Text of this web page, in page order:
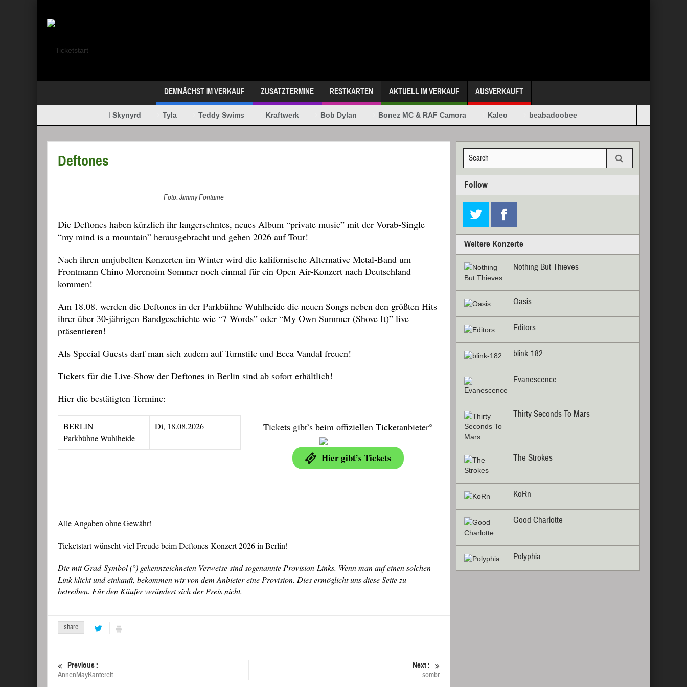
DEMNÄCHST IM VERKAUF ZUSATZTERMINE RESTKARTEN AKTUELL IM VERKAUF AUSVERKAUFT
Lynyrd Skynyrd Tyla Teddy Swims Kraftwerk Bob Dylan Bonez MC & RAF Camora Kaleo beabadoobee
Deftones
Foto: Jimmy Fontaine
Die Deftones haben kürzlich ihr langersehntes, neues Album “private music” mit der Vorab-Single
“my mind is a mountain” herausgebracht und gehen 2026 auf Tour!
Nach ihren umjubelten Konzerten im Winter wird die kalifornische Alternative Metal-Band um
Frontmann Chino Morenoim Sommer noch einmal für ein Open Air-Konzert nach Deutschland
kommen!
Am 18.08. werden die Deftones in der Parkbühne Wuhlheide die neuen Songs neben den größten Hits
ihrer über 30-jährigen Bandgeschichte wie “7 Words” oder “My Own Summer (Shove It)” live
präsentieren!
Als Special Guests darf man sich zudem auf Turnstile und Ecca Vandal freuen!
Tickets für die Live-Show der Deftones in Berlin sind ab sofort erhältlich!
Hier die bestätigten Termine:
BERLIN
Parkbühne Wuhlheide
Di, 18.08.2026 Tickets gibt’s beim offiziellen Ticketanbieter°
Hier gibt’s Tickets
Alle Angaben ohne Gewähr!
Ticketstart wünscht viel Freude beim Deftones-Konzert 2026 in Berlin!
Die mit Grad-Symbol (°) gekennzeichneten Verweise sind sogenannte Provision-Links. Wenn man auf einen solchen
Link klickt und einkauft, bekommen wir von dem Anbieter eine Provision. Dies ermöglicht uns diese Seite zu
betreiben. Für den Käufer verändert sich der Preis nicht.
share
Previous :
AnnenMayKantereit
Next :
sombr
Follow
Weitere Konzerte
Nothing But Thieves
Oasis
Editors
blink-182
Evanescence
Thirty Seconds To Mars
The Strokes
KoRn
Good Charlotte
Polyphia